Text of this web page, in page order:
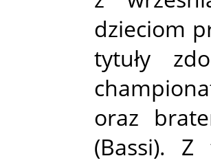
dzieciom
tytuły
oraz
(Bassi).